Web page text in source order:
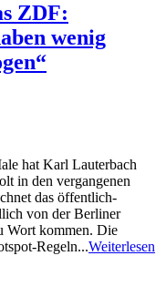
ZDF:
wenig
hat Karl Lauterbach
in den vergangenen
das öffentlich-
von der Berliner
Wort kommen. Die
Regeln...Weiterlesen